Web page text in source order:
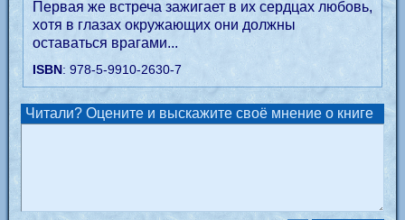
Первая же встреча зажигает в их сердцах любовь,
хотя в глазах окружающих они должны
оставаться врагами...
ISBN: 978-5-9910-2630-7
Читали? Оцените и выскажите своё мнение о книге